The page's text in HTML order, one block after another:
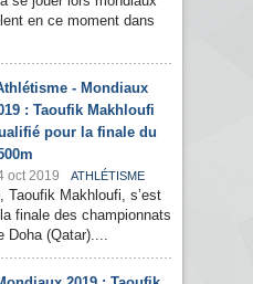
en ce moment dans
- Mondiaux
: Taoufik Makhloufi
pour la finale du
oct 2019 ATHLÉTISME
Taoufik Makhloufi, s’est
finale des championnats
Doha (Qatar)....